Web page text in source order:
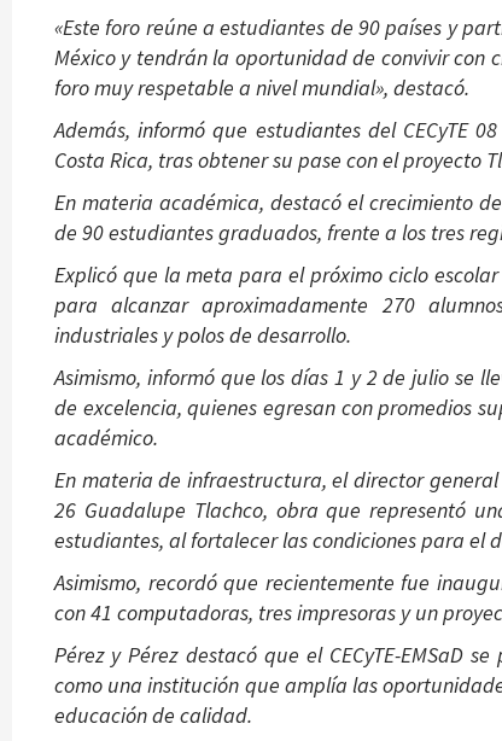
«Este foro reúne a estudiantes de 90 países y
México y tendrán la oportunidad de convivir con
foro muy respetable a nivel mundial», destacó.
Además, informó que estudiantes del CECyTE
Costa Rica, tras obtener su pase con el proyecto
En materia académica, destacó el crecimiento
de 90 estudiantes graduados, frente a los tres
Explicó que la meta para el próximo ciclo
para alcanzar aproximadamente 270
industriales y polos de desarrollo.
Asimismo, informó que los días 1 y 2 de julio se
de excelencia, quienes egresan con promedios
académico.
En materia de infraestructura, el director
26 Guadalupe Tlachco, obra que representó
estudiantes, al fortalecer las condiciones para el
Asimismo, recordó que recientemente fue
con 41 computadoras, tres impresoras y un
Pérez y Pérez destacó que el CECyTE-EMSaD
como una institución que amplía las
educación de calidad.